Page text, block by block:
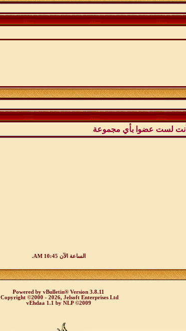
أنت لست عضوا بأي مجموعة
الساعة الآن 10:45 AM
.
Powered by vBulletin® Version 3.8.11
Copyright ©2000 - 2026, Jelsoft Enterprises Ltd
vEhdaa 1.1 by NLP©2009